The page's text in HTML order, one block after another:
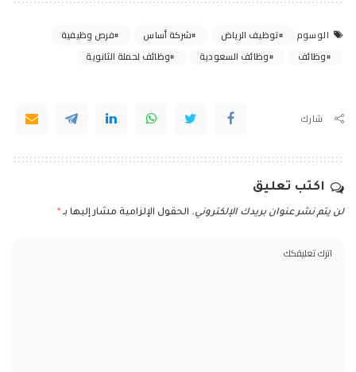
الوسوم توظيف الرياض شركة أساس
فرص وظيفية
وظائف
وظائف السعودية وظائف لحملة الثانوية
شارك
اكتب تعليق
لن يتم نشر عنوان بريدك الإلكتروني. الحقول الإلزامية مشار إليها بـ *